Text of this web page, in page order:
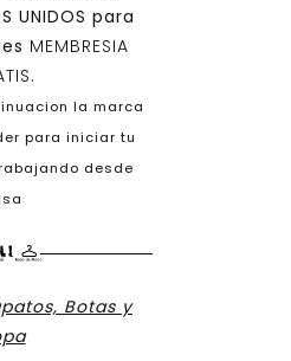
UNIDOS para
MEMBRESIA
la marca
para iniciar tu
desde
Botas y